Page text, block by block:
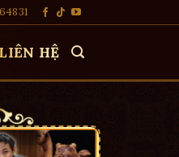
LIÊN HỆ